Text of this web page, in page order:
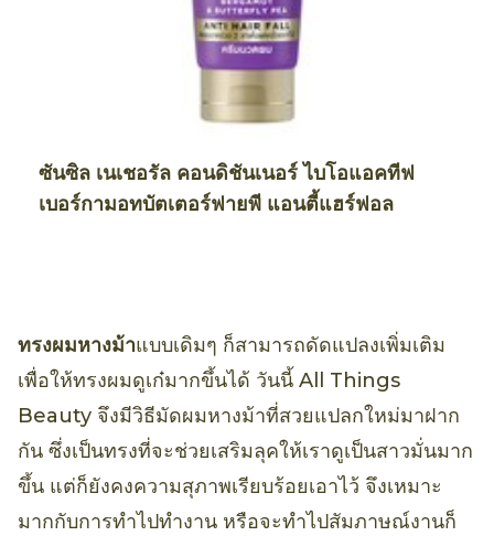
ซันซิล เนเชอรัล คอนดิชันเนอร์ ไบโอแอคทีฟ
เบอร์กามอทบัตเตอร์ฟายพี แอนตี้แฮร์ฟอล
ทรงผมหางม้าแบบเดิมๆ ก็สามารถดัดแปลงเพิ่มเติม
เพื่อให้ทรงผมดูเก๋มากขึ้นได้ วันนี้ All Things
Beauty จึงมีวิธีมัดผมหางม้าที่สวยแปลกใหม่มาฝาก
กัน ซึ่งเป็นทรงที่จะช่วยเสริมลุคให้เราดูเป็นสาวมั่นมาก
ขึ้น แต่ก็ยังคงความสุภาพเรียบร้อยเอาไว้ จึงเหมาะ
มากกับการทำไปทำงาน หรือจะทำไปสัมภาษณ์งานก็